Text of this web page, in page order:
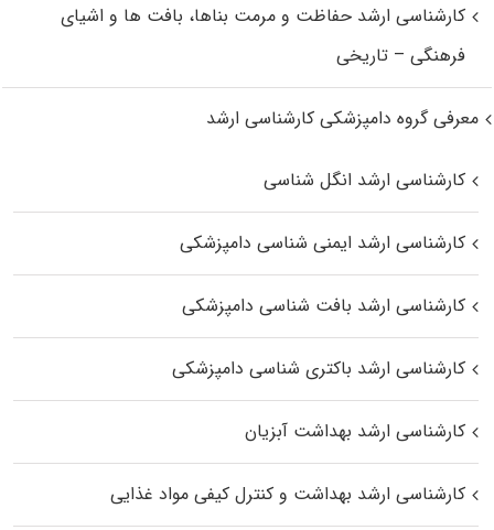
کارشناسی ارشد حفاظت و مرمت بناها، بافت‌ ها و اشیای
فرهنگی – تاریخی
معرفی گروه دامپزشکی کارشناسی ارشد
کارشناسی ارشد انگل شناسی
کارشناسی ارشد ایمنی‌ شناسی دامپزشکی
کارشناسی ارشد بافت‌ شناسی دامپزشکی
کارشناسی ارشد باکتری‌ شناسی دامپزشکی
کارشناسی ارشد بهداشت آبزیان
کارشناسی ارشد بهداشت و کنترل کیفی مواد غذایی